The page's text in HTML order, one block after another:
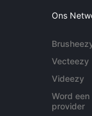
Ons
Vecteezy
Videezy
Word een
provider